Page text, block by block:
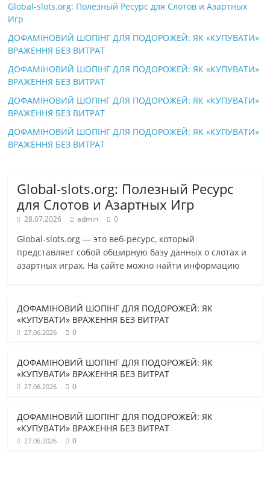
Global-slots.org: Полезный Ресурс для Слотов и Азартных
Игр
ДОФАМІНОВИЙ ШОПІНГ ДЛЯ ПОДОРОЖЕЙ: ЯК «КУПУВАТИ»
ВРАЖЕННЯ БЕЗ ВИТРАТ
ДОФАМІНОВИЙ ШОПІНГ ДЛЯ ПОДОРОЖЕЙ: ЯК «КУПУВАТИ»
ВРАЖЕННЯ БЕЗ ВИТРАТ
ДОФАМІНОВИЙ ШОПІНГ ДЛЯ ПОДОРОЖЕЙ: ЯК «КУПУВАТИ»
ВРАЖЕННЯ БЕЗ ВИТРАТ
ДОФАМІНОВИЙ ШОПІНГ ДЛЯ ПОДОРОЖЕЙ: ЯК «КУПУВАТИ»
ВРАЖЕННЯ БЕЗ ВИТРАТ
Global-slots.org: Полезный Ресурс
для Слотов и Азартных Игр
28.07.2026 admin 0
Global-slots.org — это веб-ресурс, который
представляет собой обширную базу данных о слотах и
азартных играх. На сайте можно найти информацию
ДОФАМІНОВИЙ ШОПІНГ ДЛЯ ПОДОРОЖЕЙ: ЯК
«КУПУВАТИ» ВРАЖЕННЯ БЕЗ ВИТРАТ
27.06.2026 0
ДОФАМІНОВИЙ ШОПІНГ ДЛЯ ПОДОРОЖЕЙ: ЯК
«КУПУВАТИ» ВРАЖЕННЯ БЕЗ ВИТРАТ
27.06.2026 0
ДОФАМІНОВИЙ ШОПІНГ ДЛЯ ПОДОРОЖЕЙ: ЯК
«КУПУВАТИ» ВРАЖЕННЯ БЕЗ ВИТРАТ
27.06.2026 0